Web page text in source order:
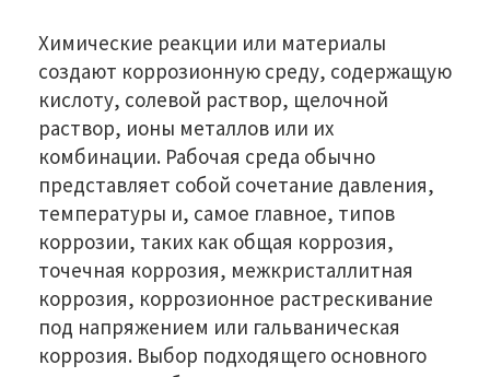
Химические реакции или материалы
создают коррозионную среду, содержащую
кислоту, солевой раствор, щелочной
раствор, ионы металлов или их
комбинации. Рабочая среда обычно
представляет собой сочетание давления,
температуры и, самое главное, типов
коррозии, таких как общая коррозия,
точечная коррозия, межкристаллитная
коррозия, коррозионное растрескивание
под напряжением или гальваническая
коррозия. Выбор подходящего основного